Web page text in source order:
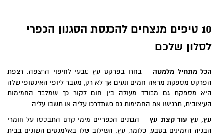
10 טיפים מנצחים להכנסת הסגנון הכפרי
שלכם
מתחיל מלמטה– בחרו בפרקט עץ טבעי לחיפוי הרצפה. רצפת
מספקת מראה חמים ונעים אך לא רק, מעבר ליופי האינסופי שלה
מספקת גם מבודד מעולה בין חום לקור כך שמלבד החמימות
תרגישו את החמימות גם כשתדרכו עליה או תשבו עליה.
עץ עוד קצת עץ – הבתים הכפריים מימי קדם התבססו על חומרי
הזמינים בטבע, כלומר, עץ. השילוב שלו באלמנטים השונים בבית